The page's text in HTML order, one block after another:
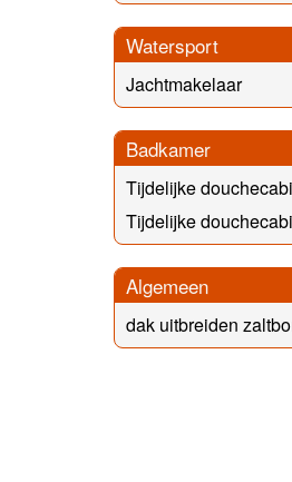
Watersport
Jachtmakelaar
Badkamer
Tijdelijke
Tijdelijke
Algemeen
dak uitbreiden